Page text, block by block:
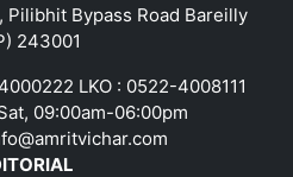
Pilibhit Bypass Road Bareilly
243001
LKO : 0522-4008111
09:00am-06:00pm